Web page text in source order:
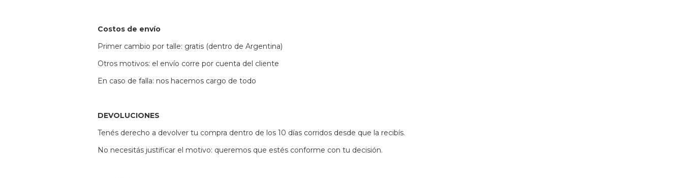
Costos de envío
Primer cambio por talle: gratis (dentro de Argentina)
Otros motivos: el envío corre por cuenta del cliente
En caso de falla: nos hacemos cargo de todo
DEVOLUCIONES
Tenés derecho a devolver tu compra dentro de los 10 días corridos desde que la recibís.
No necesitás justificar el motivo: queremos que estés conforme con tu decisión.